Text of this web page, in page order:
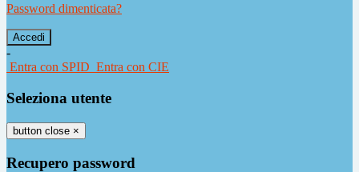
Password dimenticata?
-
Entra con SPID Entra con CIE
Seleziona utente
button close ×
Recupero password